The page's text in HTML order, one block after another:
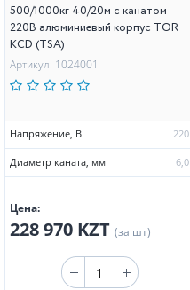
500/1000кг 40/20м с канатом
220В алюминиевый корпус TOR
KCD (TSA)
Артикул: 1024001
Напряжение, В 220
Диаметр каната, мм 6,0
Цена:
228 970 KZT (за шт)